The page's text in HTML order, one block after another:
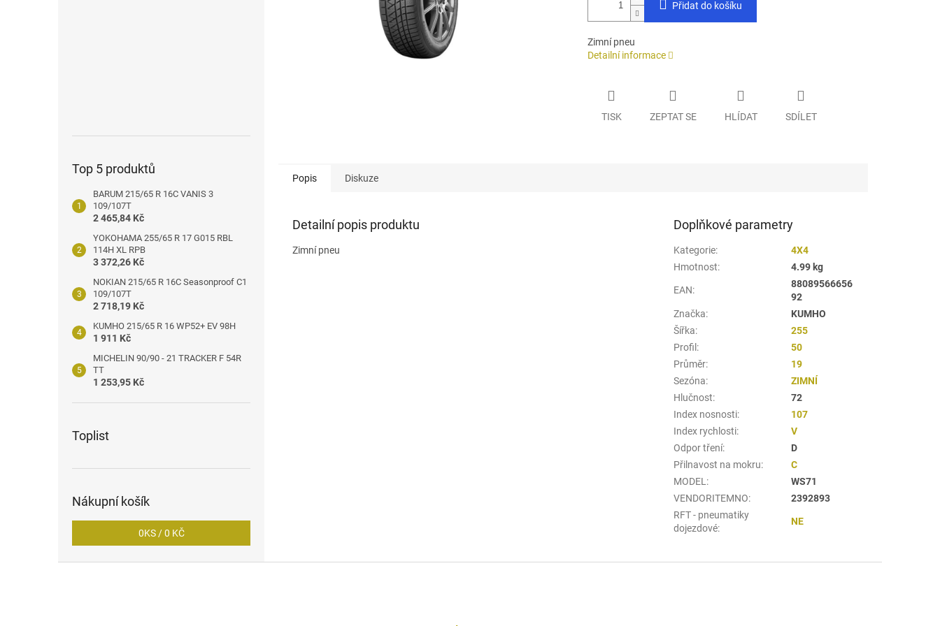
Top 5 produktů
BARUM 215/65 R 16C VANIS 3
109/107T
2 465,84 Kč
YOKOHAMA 255/65 R 17 G015 RBL
114H XL RPB
3 372,26 Kč
NOKIAN 215/65 R 16C Seasonproof C1
109/107T
2 718,19 Kč
KUMHO 215/65 R 16 WP52+ EV 98H
1 911 Kč
MICHELIN 90/90 - 21 TRACKER F 54R
TT
1 253,95 Kč
Toplist
Nákupní košík
0KS /0 KČ
Přidat do košíku
Zimní pneu
Detailní informace
TISK ZEPTAT SE HLÍDAT SDÍLET
Popis Diskuze
Detailní popis produktu
Zimní pneu
Doplňkové parametry
Kategorie:
4X4
Hmotnost: 4.99 kg
EAN:
88089566656
92
Značka:
KUMHO
Šířka:
255
Profil :
50
Průměr:
19
Sezóna:
ZIMNÍ
Hlučnost:
72
Index nosnosti:
107
Index rychlosti:
V
Odpor tření:
D
Přilnavost na mokru:
C
MODEL :
WS71
VENDORITEMNO:
2392893
RFT - pneumatiky
dojezdové:
NE